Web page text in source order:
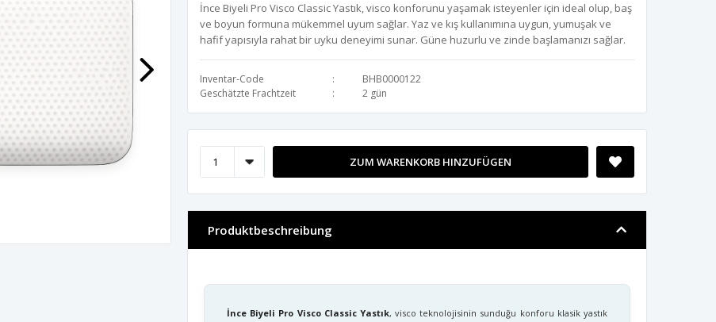
İnce Biyeli Pro Visco Classic Yastık, visco konforunu yaşamak isteyenler için ideal olup, baş
ve boyun formuna mükemmel uyum sağlar. Yaz ve kış kullanımına uygun, yumuşak ve
hafif yapısıyla rahat bir uyku deneyimi sunar. Güne huzurlu ve zinde başlamanızı sağlar.
Inventar-Code
BHB0000122
Geschätzte Frachtzeit
2 gün
ZUM WARENKORB HINZUFÜGEN
Produktbeschreibung
İnce Biyeli Pro Visco Classic Yastık, visco teknolojisinin sunduğu konforu klasik yastık